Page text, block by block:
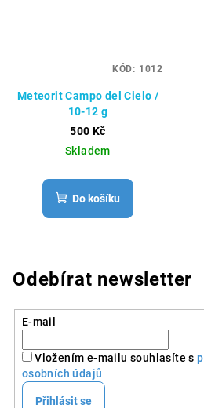
Meteorit Campo del Cielo /
10-12 g
500 Kč
Skladem
Do košíku
KÓD: 1012
Odebírat newsletter
E-mail
Vložením e-mailu souhlasíte s
osobních údajů
Přihlásit se